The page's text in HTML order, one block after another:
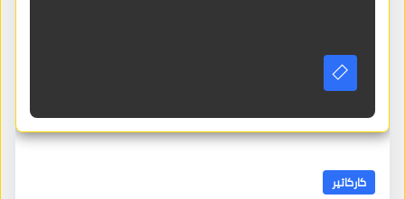
كاركاتير